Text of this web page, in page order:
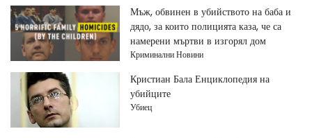
Мъж, обвинен в убийството на баба и
дядо, за които полицията каза, че са
намерени мъртви в изгорял дом
Криминални Новини
Кристиан Бала Енциклопедия на
убийците
Убиец